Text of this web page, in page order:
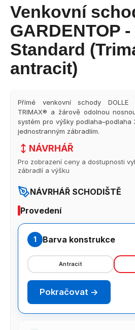
produktu
je
5,0
z
5
hvězdiček.
Venkovní
GARDENTOP
Standard
antracit)
Přímé venkovní schody
TRIMAX® a žárově odolnou
systém pro výšky podlaha–podlaha
jednostranným zábradlím.
NÁVRHÁŘ
Pro zobrazení ceny a dostupnosti
zábradlí a výšku
NÁVRHÁŘ SCHODIŠTĚ
Provedení
1 Barva konstrukce
Antracit
Pokračovat →
o
r
u
č
u
j
e
KOTVY
PRO
VYSOKÉ
ZATÍŽENÍ
DO
BETONU
(ANRTACITOVÁ
KRYTKA)
4KS